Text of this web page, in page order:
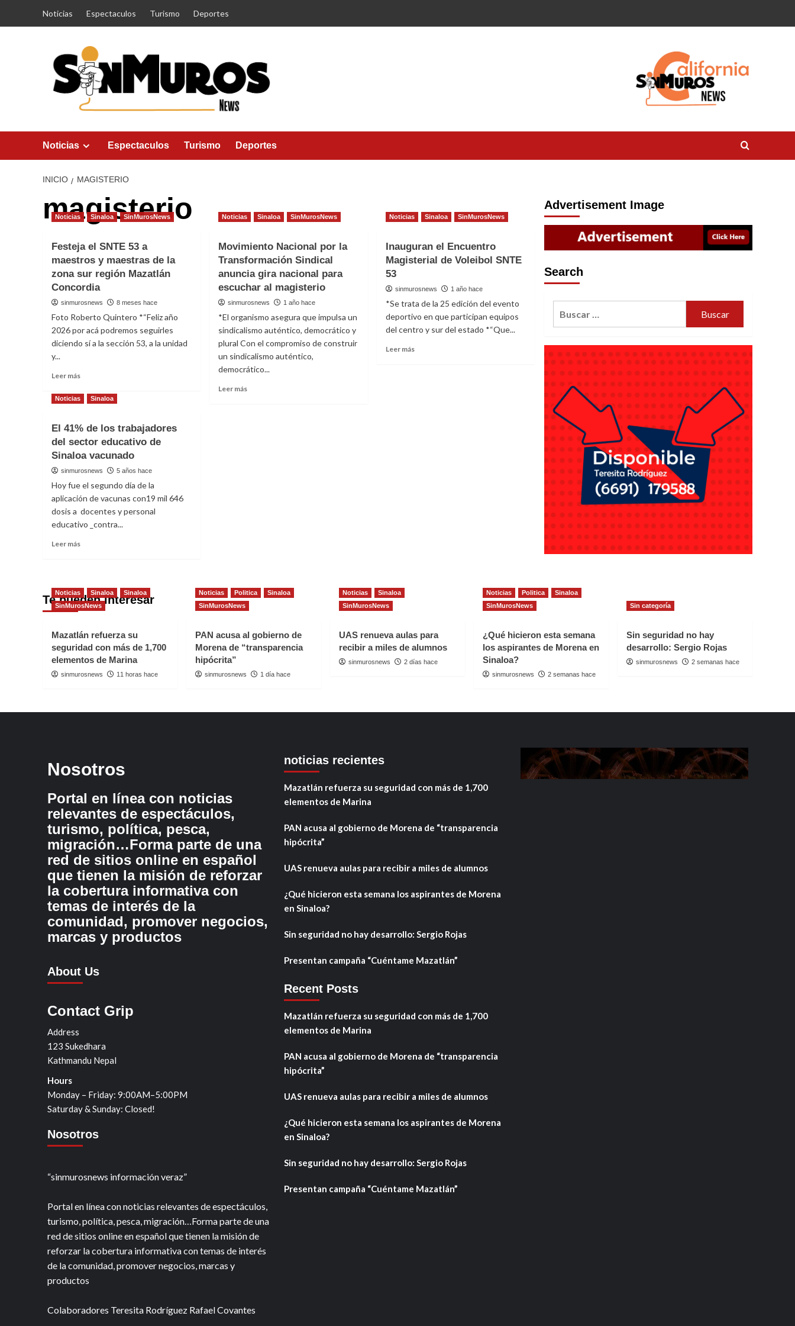
Noticias Espectaculos Turismo Deportes
Noticias Espectaculos Turismo Deportes
INICIO MAGISTERIO
magisterio
Noticias Sinaloa SinMurosNews
Festeja el SNTE 53 a
maestros y maestras de la
zona sur región Mazatlán
Concordia
sinmurosnews 8 meses hace
Foto Roberto Quintero *“Feliz año
2026 por acá podremos seguirles
diciendo sí a la sección 53, a la unidad
y...
Leer más
about
SNTE
53
a
y
maestras
de
la
sur
Noticias Sinaloa SinMurosNews
Movimiento Nacional por la
Transformación Sindical
anuncia gira nacional para
escuchar al magisterio
sinmurosnews 1 año hace
*El organismo asegura que impulsa un
sindicalismo auténtico, democrático y
plural Con el compromiso de construir
un sindicalismo auténtico,
democrático...
Leer más
Noticias Sinaloa SinMurosNews
Inauguran el Encuentro
Magisterial de Voleibol SNTE
53
sinmurosnews 1 año hace
*Se trata de la 25 edición del evento
deportivo en que participan equipos
del centro y sur del estado *“Que...
Leer másRead
Noticias Sinaloa
El 41% de los trabajadores
del sector educativo de
Sinaloa vacunado
sinmurosnews 5 años hace
Hoy fue el segundo día de la
aplicación de vacunas con19 mil 646
dosis a docentes y personal
educativo _contra...
Leer más
41%
de
los
del
sector
de
Sinaloa
Advertisement Image
Search
Te pueden interesar
Noticias Sinaloa
Sinaloa
SinMurosNews
Mazatlán refuerza su
seguridad con más de 1,700
elementos de Marina
sinmurosnews 11 horas hace
Noticias Politica
Sinaloa
SinMurosNews
PAN acusa al gobierno de
Morena de “transparencia
hipócrita”
sinmurosnews 1 día hace
Noticias
Sinaloa
SinMurosNews
UAS renueva aulas para
recibir a miles de alumnos
sinmurosnews 2 días hace
Noticias Politica
Sinaloa
SinMurosNews
¿Qué hicieron esta semana
los aspirantes de Morena en
Sinaloa?
sinmurosnews 2 semanas hace
Sin categoría
Sin seguridad no hay
desarrollo: Sergio Rojas
sinmurosnews 2 semanas hace
Nosotros
Portal en línea con noticias
relevantes de espectáculos,
turismo, política, pesca,
migración…Forma parte de una
red de sitios online en español
que tienen la misión de reforzar
la cobertura informativa con
temas de interés de la
comunidad, promover negocios,
marcas y productos
About Us
Contact Grip
Address
123 Sukedhara
Kathmandu Nepal
Hours
Monday – Friday: 9:00AM–5:00PM
Saturday & Sunday: Closed!
Nosotros
“sinmurosnews información veraz”
Portal en línea con noticias relevantes de espectáculos,
turismo, política, pesca, migración…Forma parte de una
red de sitios online en español que tienen la misión de
reforzar la cobertura informativa con temas de interés
de la comunidad, promover negocios, marcas y
productos
Colaboradores Teresita Rodríguez Rafael Covantes
noticias recientes
Mazatlán refuerza su seguridad con más de 1,700
elementos de Marina
PAN acusa al gobierno de Morena de “transparencia
hipócrita”
UAS renueva aulas para recibir a miles de alumnos
¿Qué hicieron esta semana los aspirantes de Morena
en Sinaloa?
Sin seguridad no hay desarrollo: Sergio Rojas
Presentan campaña “Cuéntame Mazatlán”
Recent Posts
Mazatlán refuerza su seguridad con más de 1,700
elementos de Marina
PAN acusa al gobierno de Morena de “transparencia
hipócrita”
UAS renueva aulas para recibir a miles de alumnos
¿Qué hicieron esta semana los aspirantes de Morena
en Sinaloa?
Sin seguridad no hay desarrollo: Sergio Rojas
Presentan campaña “Cuéntame Mazatlán”